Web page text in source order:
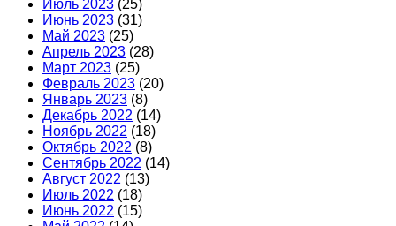
Июль 2023 (25)
Июнь 2023 (31)
Май 2023 (25)
Апрель 2023 (28)
Март 2023 (25)
Февраль 2023 (20)
Январь 2023 (8)
Декабрь 2022 (14)
Ноябрь 2022 (18)
Октябрь 2022 (8)
Сентябрь 2022 (14)
Август 2022 (13)
Июль 2022 (18)
Июнь 2022 (15)